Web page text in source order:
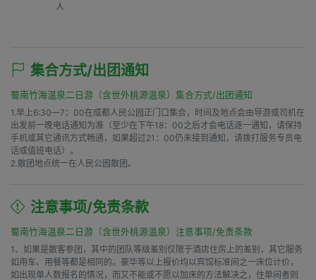
人
集合方式/出团通知
蜀南竹海温泉二日游（含世外桃源温泉）集合方式/出团通知
1.早上6:30—7：00在成都人民公园正门口集合，时间及地点会由导游或司机在
出发前一晚电话通知为准（至少在下午18：00之后才会电话逐一通知，请保持
手机或其它通讯方式畅通，如果超过21：00仍未接到通知，请拨打服务专员电
话或值班电话）。
2.散团地点统一在人民公园散团。
注意事项/免责条款
蜀南竹海温泉二日游（含世外桃源温泉）注意事项/免责条款
1、如果是散客参团，其中的团队等级差别仅限于酒店住房上的差别，其它服务
如用车、用餐等都是相同的。豪华等以上报价均以宾馆标准间之一床位计价，
如出现单人数报名的情况，而又不能或不愿以加床的方法解决之，住单间者则